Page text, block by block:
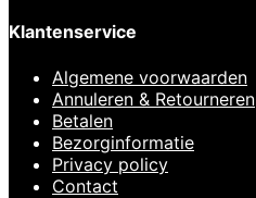
Klantenservice
Algemene voorwaarden
Annuleren & Retourneren
Betalen
Bezorginformatie
Privacy policy
Contact